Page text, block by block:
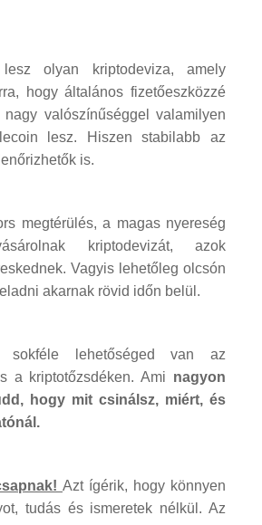
olyan kriptodeviza, amely
hogy általános fizetőeszközzé
valószínűséggel valamilyen
lesz. Hiszen stabilabb az
is.
megtérülés, a magas nyereség
kriptodevizát, azok
Vagyis lehetőleg olcsón
akarnak rövid időn belül.
sokféle lehetőséged van az
a kriptotőzsdéken. Ami nagyon
hogy mit csinálsz, miért, és
Azt ígérik, hogy könnyen
tudás és ismeretek nélkül. Az